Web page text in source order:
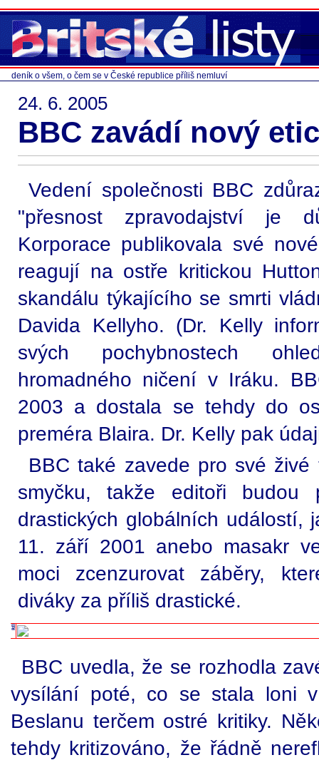
deník o všem, o čem se v České republice příliš nemluví
24. 6. 2005
BBC zavádí nový
Vedení společnosti BBC
"přesnost zpravodajství je
Korporace publikovala své
reagují na ostře kritickou
skandálu týkajícího se smrti
Davida Kellyho. (Dr. Kelly
svých pochybnostech
hromadného ničení v Iráku.
2003 a dostala se tehdy do
preméra Blaira. Dr. Kelly pak
BBC také zavede pro své
smyčku, takže editoři budou
drastických globálních událostí,
11. září 2001 anebo masakr
moci zcenzurovat záběry,
diváky za příliš drastické.
BBC uvedla, že se rozhodla
vysílání poté, co se stala loni
Beslanu terčem ostré kritiky.
tehdy kritizováno, že řádně